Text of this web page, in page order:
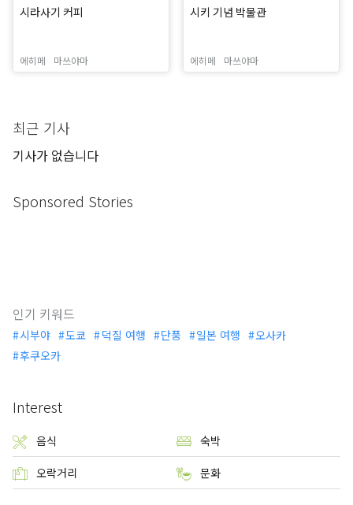
시라사기 커피
에히메 마쓰야마
시키 기념 박물관
에히메 마쓰야마
최근 기사
기사가 없습니다
Sponsored Stories
인기 키워드
시부야 도쿄 덕질 여행 단풍 일본 여행
오사카
후쿠오카
Interest
음식 숙박
오락거리 문화